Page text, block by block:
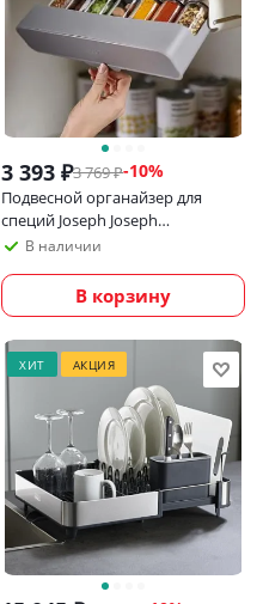
3 393 ₽3 769₽-10%
Подвесной органайзер для
специй Joseph Joseph
CupboardStore
В наличии
В корзину
ХИТ АКЦИЯ